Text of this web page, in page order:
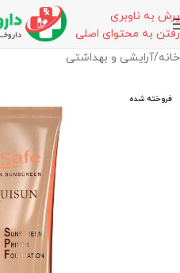
پرش به ناوبری
رفتن به محتوای اصلی
خانه/آرایشی و بهداشتی
فروخته شده